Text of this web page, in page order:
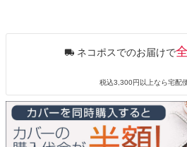
ネコポスでのお届けで
税込3,300円以上なら宅配